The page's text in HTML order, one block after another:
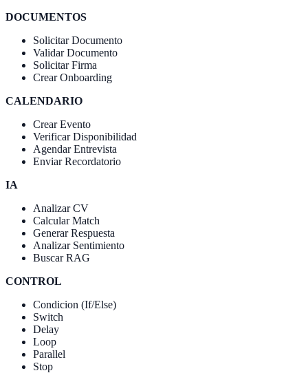
DOCUMENTOS
Solicitar Documento
Validar Documento
Solicitar Firma
Crear Onboarding
CALENDARIO
Crear Evento
Verificar Disponibilidad
Agendar Entrevista
Enviar Recordatorio
IA
Analizar CV
Calcular Match
Generar Respuesta
Analizar Sentimiento
Buscar RAG
CONTROL
Condicion (If/Else)
Switch
Delay
Loop
Parallel
Stop